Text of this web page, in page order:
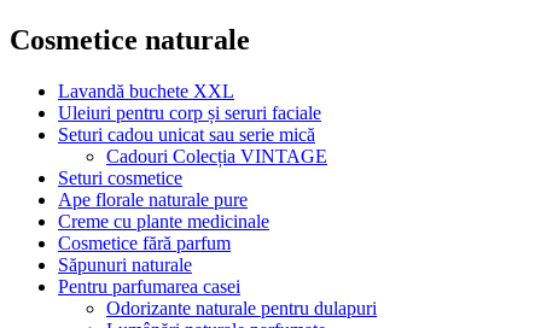
Cosmetice naturale
Lavandă buchete XXL
Uleiuri pentru corp și seruri faciale
Seturi cadou unicat sau serie mică
Cadouri Colecția VINTAGE
Seturi cosmetice
Ape florale naturale pure
Creme cu plante medicinale
Cosmetice fără parfum
Săpunuri naturale
Pentru parfumarea casei
Odorizante naturale pentru dulapuri